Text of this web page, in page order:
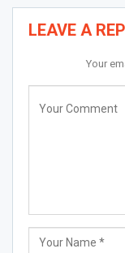
LEAVE A
Your